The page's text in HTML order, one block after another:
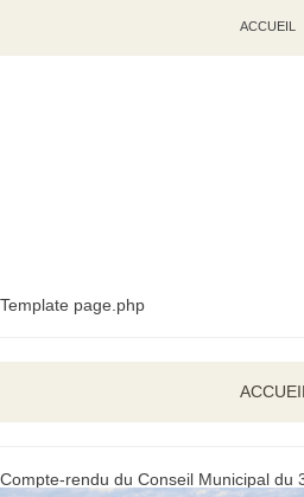
ACCUEIL
Template page.php
ACCUEIL
Compte-rendu du Conseil Municipal du